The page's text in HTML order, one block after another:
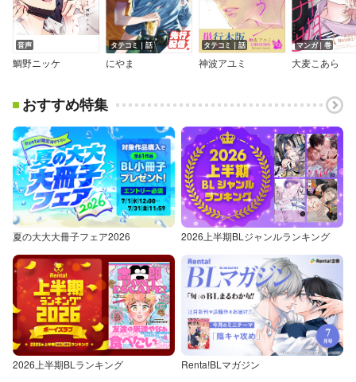
音声
鯛野ニッケ
タテコミ｜話
にやま
タテコミ｜話
神波アユミ
マンガ｜巻
大麦こあら
おすすめ特集
夏の大大大冊子フェア2026 2026上半期BLジャンルランキング
2026上半期BLランキング Renta!BLマガジン